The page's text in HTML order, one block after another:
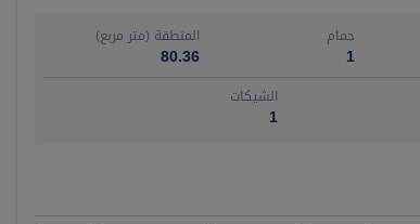
حمام
1
المنطقة (متر مربع)
80.36
الشيكات
1